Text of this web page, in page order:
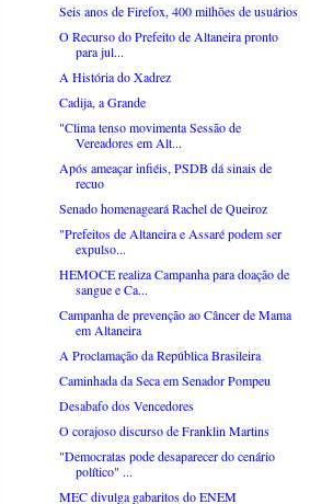
Seis anos de Firefox, 400 milhões de usuários
O Recurso do Prefeito de Altaneira pronto
para jul...
A História do Xadrez
Cadija, a Grande
"Clima tenso movimenta Sessão de
Vereadores em Alt...
Após ameaçar infiéis, PSDB dá sinais de
recuo
Senado homenageará Rachel de Queiroz
"Prefeitos de Altaneira e Assaré podem ser
expulso...
HEMOCE realiza Campanha para doação de
sangue e Ca...
Campanha de prevenção ao Câncer de Mama
em Altaneira
A Proclamação da República Brasileira
Caminhada da Seca em Senador Pompeu
Desabafo dos Vencedores
O corajoso discurso de Franklin Martins
"Democratas pode desaparecer do cenário
político" ...
MEC divulga gabaritos do ENEM